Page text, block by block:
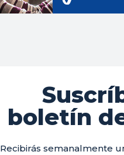
boletín
Recibirás semanalmente